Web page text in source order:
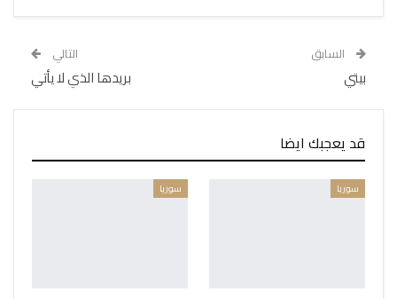
السابق
بيتي
التالي
بريدها الذي لا يأتي
قد يعجبك ايضا
سوريا سوريا